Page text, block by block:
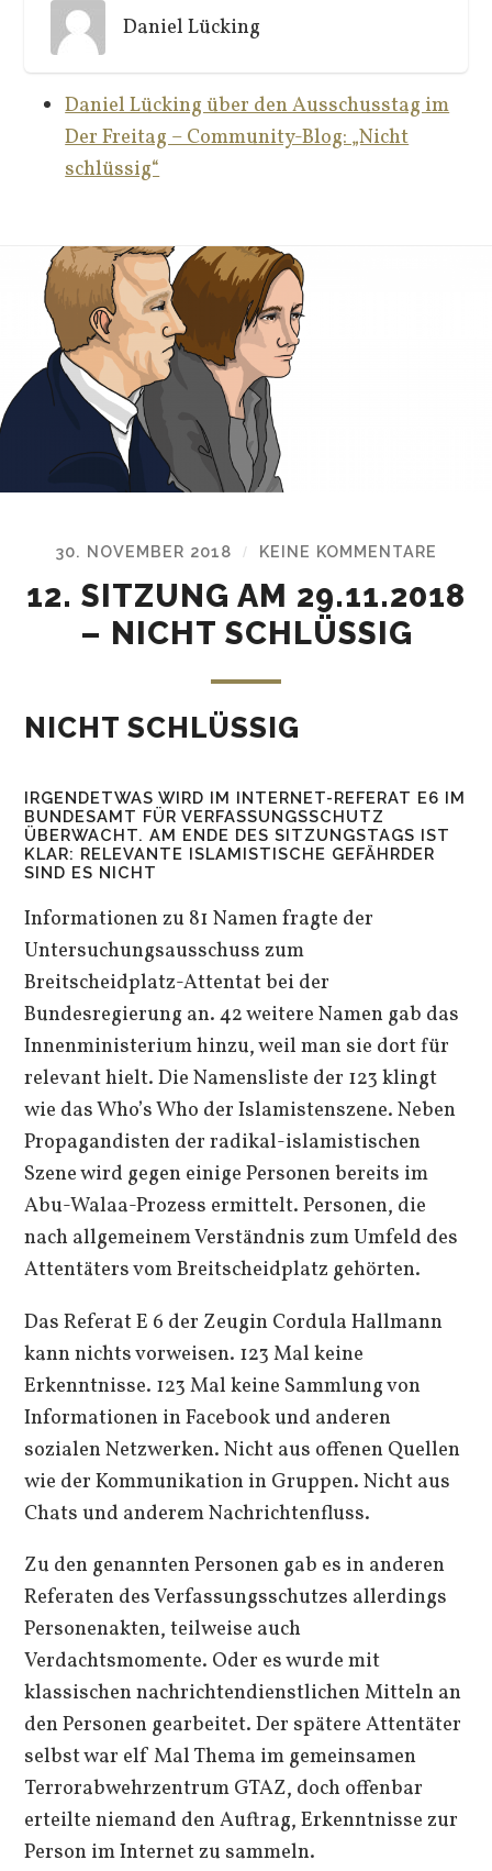
Daniel Lücking
Daniel Lücking über den Ausschusstag im
Der Freitag – Community-Blog: „Nicht
schlüssig“
30. NOVEMBER 2018 / KEINE KOMMENTARE
12. SITZUNG AM 29.11.2018
– NICHT SCHLÜSSIG
NICHT SCHLÜSSIG
IRGENDETWAS WIRD IM INTERNET-REFERAT E6 IM
BUNDESAMT FÜR VERFASSUNGSSCHUTZ
ÜBERWACHT. AM ENDE DES SITZUNGSTAGS IST
KLAR: RELEVANTE ISLAMISTISCHE GEFÄHRDER
SIND ES NICHT
Informationen zu 81 Namen fragte der
Untersuchungsausschuss zum
Breitscheidplatz-Attentat bei der
Bundesregierung an. 42 weitere Namen gab das
Innenministerium hinzu, weil man sie dort für
relevant hielt. Die Namensliste der 123 klingt
wie das Who’s Who der Islamistenszene. Neben
Propagandisten der radikal-islamistischen
Szene wird gegen einige Personen bereits im
Abu-Walaa-Prozess ermittelt. Personen, die
nach allgemeinem Verständnis zum Umfeld des
Attentäters vom Breitscheidplatz gehörten.
Das Referat E 6 der Zeugin Cordula Hallmann
kann nichts vorweisen. 123 Mal keine
Erkenntnisse. 123 Mal keine Sammlung von
Informationen in Facebook und anderen
sozialen Netzwerken. Nicht aus offenen Quellen
wie der Kommunikation in Gruppen. Nicht aus
Chats und anderem Nachrichtenfluss.
Zu den genannten Personen gab es in anderen
Referaten des Verfassungsschutzes allerdings
Personenakten, teilweise auch
Verdachtsmomente. Oder es wurde mit
klassischen nachrichtendienstlichen Mitteln an
den Personen gearbeitet. Der spätere Attentäter
selbst war elf Mal Thema im gemeinsamen
Terrorabwehrzentrum GTAZ, doch offenbar
erteilte niemand den Auftrag, Erkenntnisse zur
Person im Internet zu sammeln.